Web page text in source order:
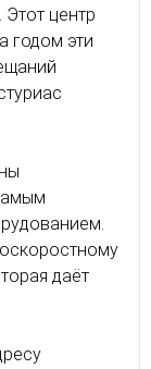
центр
годом эти
даёт